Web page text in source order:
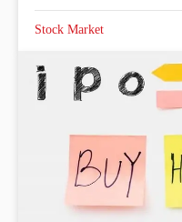
Stock Market